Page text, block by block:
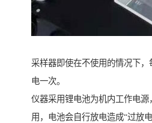
采样器即使在不使用的情况下
电一次。
仪器采用锂电池为机内工作电
用，电池会自行放电造成“过放